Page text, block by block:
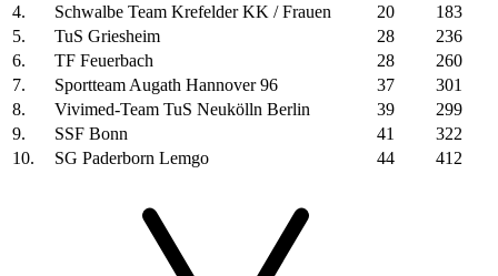
4.
Schwalbe Team Krefelder KK / Frauen 20
183
5.
TuS Griesheim 28
236
6.
TF Feuerbach 28
260
7.
Sportteam Augath Hannover 96 37
301
8.
Vivimed-Team TuS Neukölln Berlin 39
299
9.
SSF Bonn 41
322
10.
SG Paderborn Lemgo 44 412